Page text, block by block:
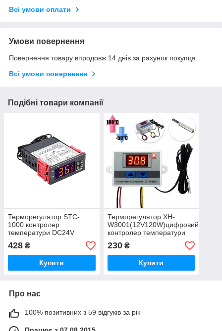
Всі умови оплати
Умови повернення
Повернення товару впродовж 14 днів за рахунок покупця
Всі умови повернення
Подібні товари компанії
Терморегулятор STC-
1000 контролер
температури DC24V
428 ₴
Купити
Терморегулятор XH-
W3001(12V120W)цифровий
контролер температури
230₴
Купити
Про нас
100% позитивних з 59 відгуків за рік